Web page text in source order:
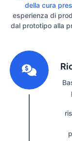
della cura
esperienza di
dal prototipo alla